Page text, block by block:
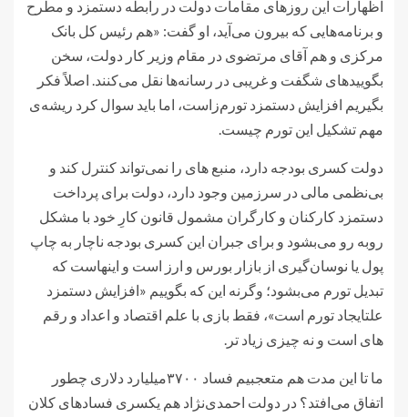
اظهارات این روزهای مقامات دولت در رابطه دستمزد و مطرح
و برنامه‌هایی که بیرون می‌آید، او گفت: «هم رئیس کل بانک
مرکزی و هم آقای مرتضوی در مقام وزیر کار دولت، سخن
بگویید‌های شگفت و غریبی در رسانه‌ها نقل می‌کنند. اصلاً فکر
بگیریم افزایش دستمزد تورم‌زاست، اما باید سوال کرد ریشه‌ی
مهم تشکیل این تورم چیست.
دولت کسری بودجه دارد، منبع های را نمی‌تواند کنترل کند و
بی‌نظمی مالی در سرزمین وجود دارد، دولت برای پرداخت
دستمزد کارکنان و کارگران مشمول قانون کارِ خود با مشکل
روبه رو می‌بشود و برای جبران این کسری بودجه ناچار به چاپ
پول یا نوسان‌گیری از بازار بورس و ارز است و اینهاست که
تبدیل تورم می‌بشود؛ وگرنه این که بگوییم «افزایش دستمزد
علتایجاد تورم است»، فقط بازی با علم اقتصاد و اعداد و رقم
های است و نه چیزی زیاد تر.
ما تا این مدت هم متعجبیم فساد ۳۷۰۰میلیارد دلاری چطور
اتفاق می‌افتد؟ در دولت احمدی‌نژاد هم یکسری فسادهای کلان